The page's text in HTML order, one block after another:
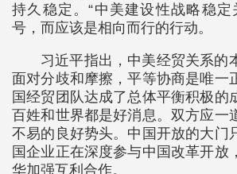
持久稳定。“中美建设性战略稳定
号，而应该是相向而行的行动。
习近平指出，中美经贸关系的
面对分歧和摩擦，平等协商是唯一
国经贸团队达成了总体平衡积极的
百姓和世界都是好消息。双方应一
不易的良好势头。中国开放的大门
国企业正在深度参与中国改革开放
华加强互利合作。